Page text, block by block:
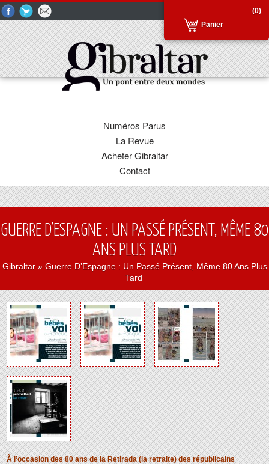
(0)
Panier
Numéros Parus
La Revue
Acheter Gibraltar
Contact
GUERRE D’ESPAGNE : UN PASSÉ PRÉSENT, MÊME 80
ANS PLUS TARD
Gibraltar» Guerre D’Espagne : Un Passé Présent, Même 80 Ans Plus
Tard
À l’occasion des 80 ans de la Retirada (la retraite) des républicains